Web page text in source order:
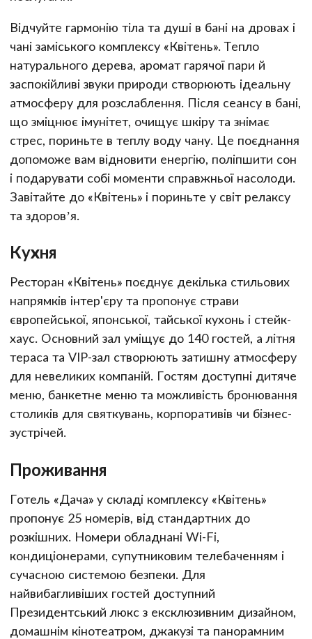
Відчуйте гармонію тіла та душі в бані на дровах і
чані заміського комплексу «Квітень». Тепло
натурального дерева, аромат гарячої пари й
заспокійливі звуки природи створюють ідеальну
атмосферу для розслаблення. Після сеансу в бані,
що зміцнює імунітет, очищує шкіру та знімає
стрес, пориньте в теплу воду чану. Це поєднання
допоможе вам відновити енергію, поліпшити сон
і подарувати собі моменти справжньої насолоди.
Завітайте до «Квітень» і пориньте у світ релаксу
та здоров’я.
Кухня
Ресторан «Квітень» поєднує декілька стильових
напрямків інтер'єру та пропонує страви
європейської, японської, тайської кухонь і стейк-
хаус. Основний зал уміщує до 140 гостей, а літня
тераса та VIP-зал створюють затишну атмосферу
для невеликих компаній. Гостям доступні дитяче
меню, банкетне меню та можливість бронювання
столиків для святкувань, корпоративів чи бізнес-
зустрічей.
Проживання
Готель «Дача» у складі комплексу «Квітень»
пропонує 25 номерів, від стандартних до
розкішних. Номери обладнані Wi-Fi,
кондиціонерами, супутниковим телебаченням і
сучасною системою безпеки. Для
найвибагливіших гостей доступний
Президентський люкс з ексклюзивним дизайном,
домашнім кінотеатром, джакузі та панорамним